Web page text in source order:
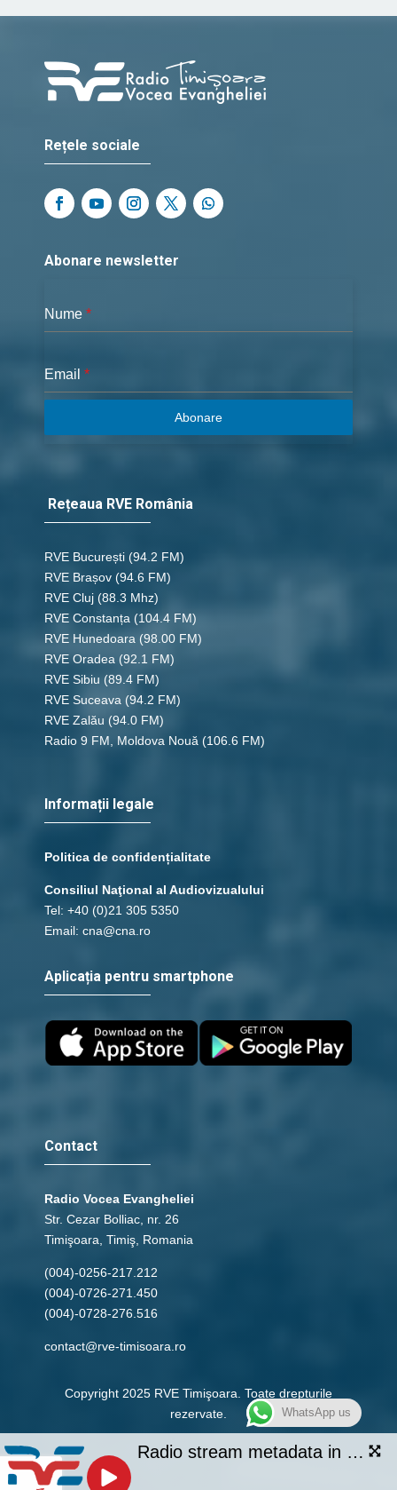
Rețele sociale
Abonare newsletter
Nume *
Email *
Abonare
Rețeaua RVE România
RVE București (94.2 FM)
RVE Brașov (94.6 FM)
RVE Cluj (88.3 Mhz)
RVE Constanța (104.4 FM)
RVE Hunedoara (98.00 FM)
RVE Oradea (92.1 FM)
RVE Sibiu (89.4 FM)
RVE Suceava (94.2 FM)
RVE Zalău (94.0 FM)
Radio 9 FM, Moldova Nouă (106.6 FM)
Informații legale
Politica de confidențialitate
Consiliul Naţional al Audiovizualului
Tel: +40 (0)21 305 5350
Email: cna@cna.ro
Aplicația pentru smartphone
Contact
Radio Vocea Evangheliei
Str. Cezar Bolliac, nr. 26
Timişoara, Timiş, Romania
(004)-0256-217.212
(004)-0726-271.450
(004)-0728-276.516
contact@rve-timisoara.ro
Copyright 2025 RVE Timişoara. Toate drepturile
rezervate.
Radio stream metadata in not available.
WhatsApp us